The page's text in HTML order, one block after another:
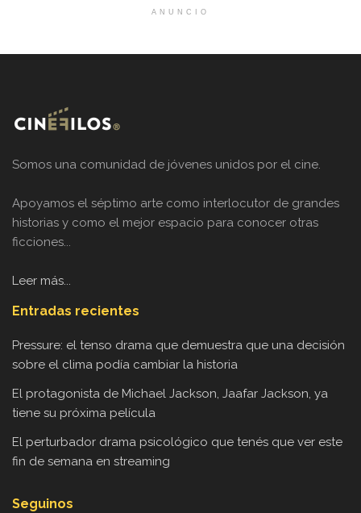
ANUNCIO
Somos una comunidad de jóvenes unidos por el cine.
Apoyamos el séptimo arte como interlocutor de grandes
historias y como el mejor espacio para conocer otras
ficciones...
Leer más...
Entradas recientes
Pressure: el tenso drama que demuestra que una decisión
sobre el clima podía cambiar la historia
El protagonista de Michael Jackson, Jaafar Jackson, ya
tiene su próxima película
El perturbador drama psicológico que tenés que ver este
fin de semana en streaming
Seguinos